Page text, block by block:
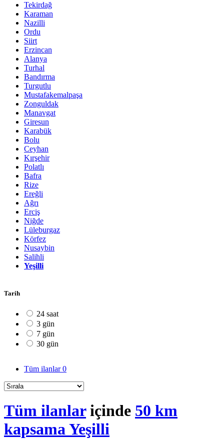
Tekirdağ
Karaman
Nazilli
Ordu
Siirt
Erzincan
Alanya
Turhal
Bandırma
Turgutlu
Mustafakemalpaşa
Zonguldak
Manavgat
Giresun
Karabük
Bolu
Ceyhan
Kırşehir
Polatlı
Bafra
Rize
Ereğli
Ağrı
Erciş
Niğde
Lüleburgaz
Körfez
Nusaybin
Salihli
Yeşilli
Tarih
24 saat
3 gün
7 gün
30 gün
Tüm ilanlar0
Tüm ilanlariçinde 50 km
kapsama Yeşilli